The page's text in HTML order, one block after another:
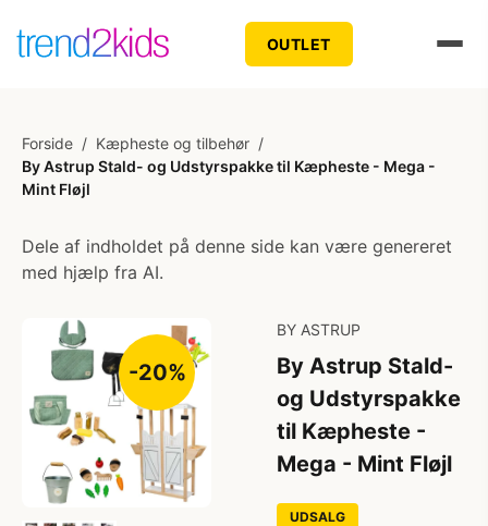
OUTLET
Forside / Kæpheste og tilbehør /
By Astrup Stald- og Udstyrspakke til Kæpheste - Mega -
Mint Fløjl
Dele af indholdet på denne side kan være genereret
med hjælp fra AI.
-20%
BY ASTRUP
By Astrup Stald-
og Udstyrspakke
til Kæpheste -
Mega - Mint Fløjl
UDSALG